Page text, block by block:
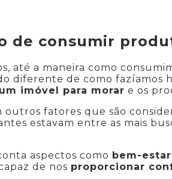
de consumir
até a maneira como
diferente de como fazíamos
imóvel para morar e os
fatores que são
estavam entre as mais
aspectos como bem-
de nos proporcionar